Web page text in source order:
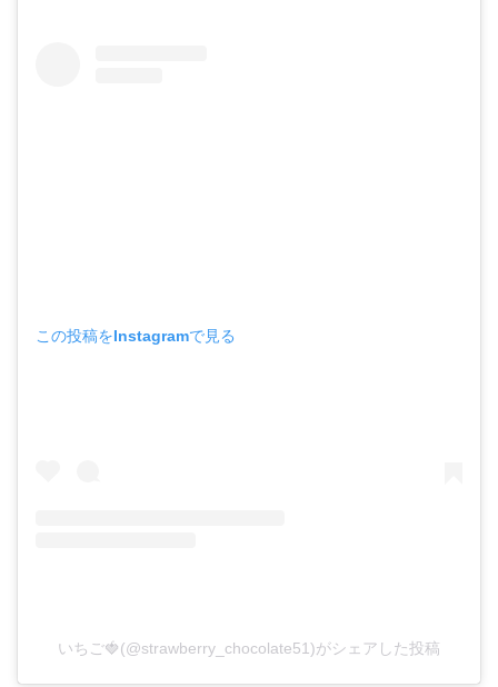
この投稿をInstagramで見る
いちご🍓(@strawberry_chocolate51)がシェアした投稿